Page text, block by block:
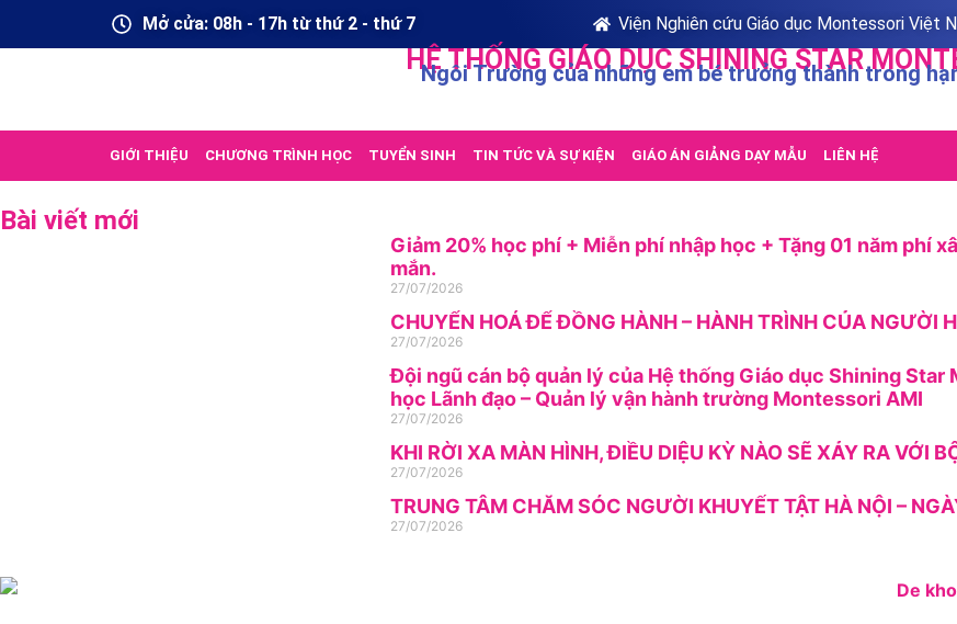
Mở cửa: 08h - 17h từ thứ 2 - thứ 7 Viện Nghiên cứu Giáo dục Montessori Việt
HỆ THỐNG GIÁO DỤC SHINING STAR
Ngôi Trường của những em bé trưởng thành trong
GIỚI THIỆU CHƯƠNG TRÌNH HỌC TUYỂN SINH TIN TỨC VÀ SỰ KIỆN GIÁO ÁN GIẢNG DẠY MẪU LIÊN HỆ
Bài viết mới
Giảm 20% học phí + Miễn phí nhập học + Tặng 01 năm phí
mắn.
27/07/2026
CHUYỂN HOÁ ĐỂ ĐỒNG HÀNH – HÀNH TRÌNH CỦA NGƯỜI
27/07/2026
Đội ngũ cán bộ quản lý của Hệ thống Giáo dục Shining
học Lãnh đạo – Quản lý vận hành trường Montessori AMI
27/07/2026
KHI RỜI XA MÀN HÌNH, ĐIỀU DIỆU KỲ NÀO SẼ XẢY RA VỚI
27/07/2026
TRUNG TÂM CHĂM SÓC NGƯỜI KHUYẾT TẬT HÀ NỘI –
27/07/2026